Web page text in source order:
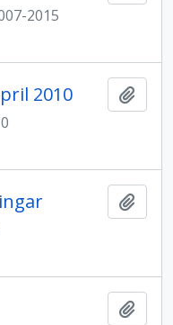
2015
2010